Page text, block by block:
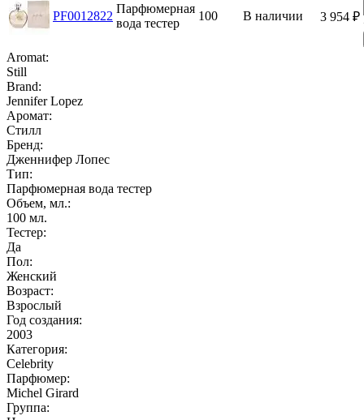
PF0012822
Парфюмерная
вода тестер
100 В наличии 3 954 ₽
Aromat:
Still
Brand:
Jennifer Lopez
Аромат:
Стилл
Бренд:
Дженнифер Лопес
Тип:
Парфюмерная вода тестер
Объем, мл.:
100 мл.
Тестер:
Да
Пол:
Женский
Возраст:
Взрослый
Год создания:
2003
Категория:
Celebrity
Парфюмер:
Michel Girard
Группа: